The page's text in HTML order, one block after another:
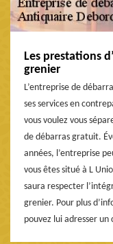
Les prestations
grenier
L’entreprise de
ses services en
vous voulez vous
de débarras gratuit.
années, l’entreprise
vous êtes situé à L
saura respecter
grenier. Pour plus
pouvez lui adresser